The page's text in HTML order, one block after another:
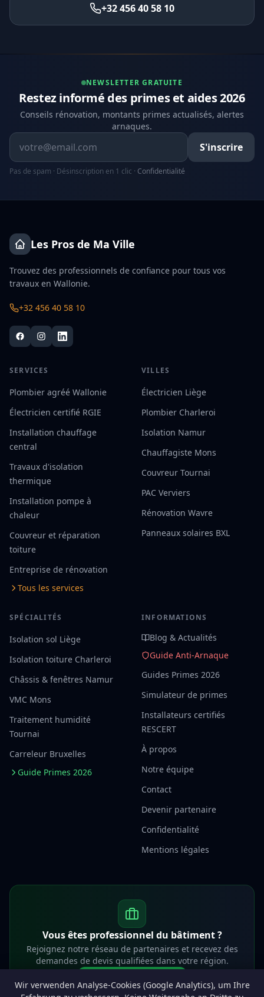
Wir verwenden Analyse-Cookies (Google Analytics), um Ihre
+32 456 40 58 10
NEWSLETTER GRATUITE
Restez informé des primes et aides 2026
Conseils rénovation, montants primes actualisés, alertes
arnaques.
Adresse email
S'inscrire
Pas de spam · Désinscription en 1 clic · Confidentialité
Les Pros de Ma Ville
Trouvez des professionnels de confiance pour tous vos
travaux en Wallonie.
+32 456 40 58 10
SERVICES
Plombier agréé Wallonie
Électricien certifié RGIE
Installation chauffage
central
Travaux d'isolation
thermique
Installation pompe à
chaleur
Couvreur et réparation
toiture
Entreprise de rénovation
Tous les services
VILLES
Électricien Liège
Plombier Charleroi
Isolation Namur
Chauffagiste Mons
Couvreur Tournai
PAC Verviers
Rénovation Wavre
Panneaux solaires BXL
SPÉCIALITÉS
Isolation sol Liège
Isolation toiture Charleroi
Châssis & fenêtres Namur
VMC Mons
Traitement humidité
Tournai
Carreleur Bruxelles
Guide Primes 2026
INFORMATIONS
Blog & Actualités
Guide Anti-Arnaque
Guides Primes 2026
Simulateur de primes
Installateurs certifiés
RESCERT
À propos
Notre équipe
Contact
Devenir partenaire
Confidentialité
Mentions légales
Vous êtes professionnel du bâtiment ?
Rejoignez notre réseau de partenaires et recevez des
demandes de devis qualifiées dans votre région.